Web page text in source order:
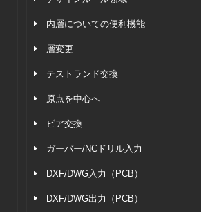
内層についての便利機能
層変更
テストランド交換
原点を中心へ
ビア交換
ガーバー/NCドリル入力
DXF/DWG入力（PCB）
DXF/DWG出力（PCB）